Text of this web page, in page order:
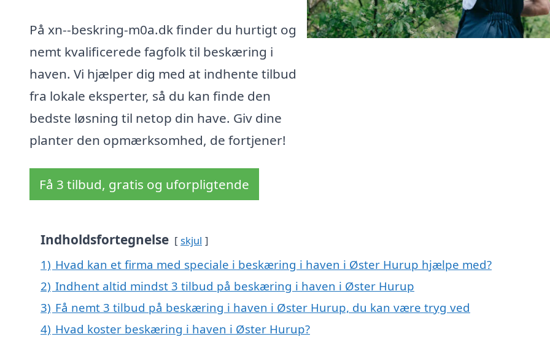
På xn--beskring-m0a.dk finder du hurtigt og
nemt kvalificerede fagfolk til beskæring i
haven. Vi hjælper dig med at indhente tilbud
fra lokale eksperter, så du kan finde den
bedste løsning til netop din have. Giv dine
planter den opmærksomhed, de fortjener!
Få 3 tilbud, gratis og uforpligtende
Indholdsfortegnelse skjul
1) Hvad kan et firma med speciale i beskæring i haven i Øster Hurup hjælpe med?
2) Indhent altid mindst 3 tilbud på beskæring i haven i Øster Hurup
3) Få nemt 3 tilbud på beskæring i haven i Øster Hurup, du kan være tryg ved
4) Hvad koster beskæring i haven i Øster Hurup?